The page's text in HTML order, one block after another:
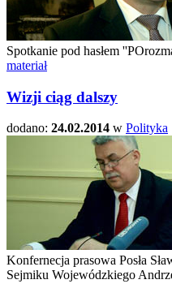
Spotkanie pod hasłem
materiał
Wizji ciąg dalszy
dodano: 24.02.2014 w Polityka
Konfernecja prasowa Posła
Sejmiku Wojewódzkiego